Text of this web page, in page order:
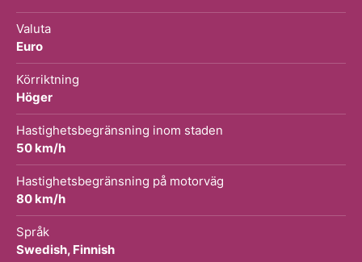
Valuta
Euro
Körriktning
Höger
Hastighetsbegränsning inom staden
50 km/h
Hastighetsbegränsning på motorväg
80 km/h
Språk
Swedish, Finnish